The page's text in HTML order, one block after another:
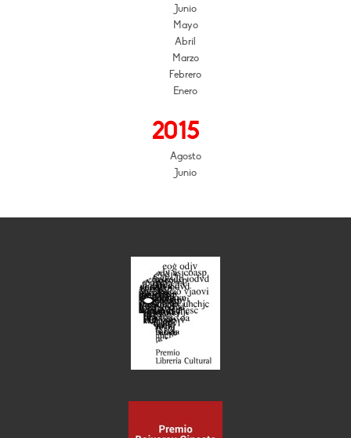
Junio
Mayo
Abril
Marzo
Febrero
Enero
2015
Agosto
Junio